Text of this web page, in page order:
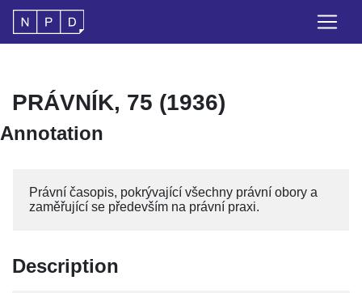
PRÁVNÍK, 75 (1936)
Annotation
Právní časopis, pokrývající všechny právní obory a
zaměřující se především na právní praxi.
Description